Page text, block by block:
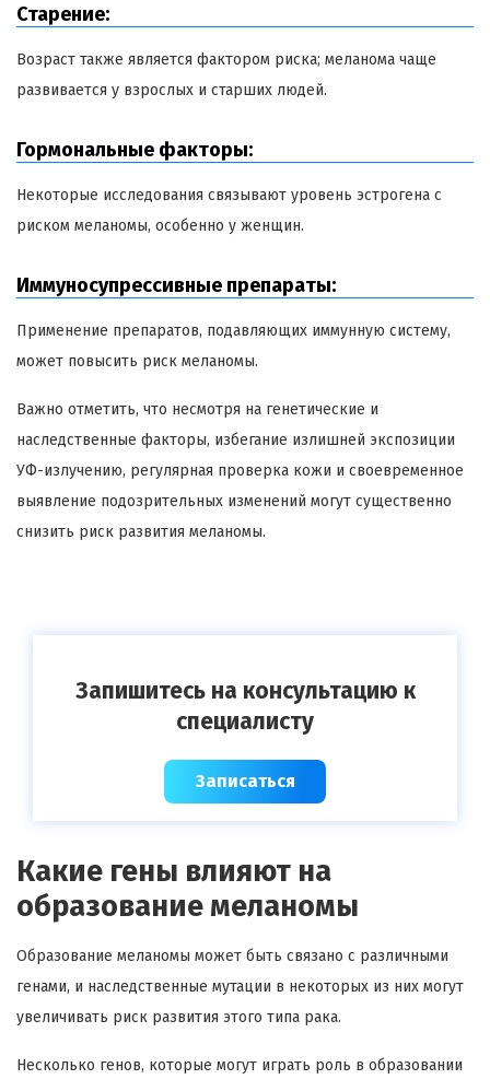
Старение:
Возраст также является фактором риска; меланома чаще
развивается у взрослых и старших людей.
Гормональные факторы:
Некоторые исследования связывают уровень эстрогена с
риском меланомы, особенно у женщин.
Иммуносупрессивные препараты:
Применение препаратов, подавляющих иммунную систему,
может повысить риск меланомы.
Важно отметить, что несмотря на генетические и
наследственные факторы, избегание излишней экспозиции
УФ-излучению, регулярная проверка кожи и своевременное
выявление подозрительных изменений могут существенно
снизить риск развития меланомы.
Запишитесь на консультацию к
специалисту
Записаться
Какие гены влияют на
образование меланомы
Образование меланомы может быть связано с различными
генами, и наследственные мутации в некоторых из них могут
увеличивать риск развития этого типа рака.
Несколько генов, которые могут играть роль в образовании